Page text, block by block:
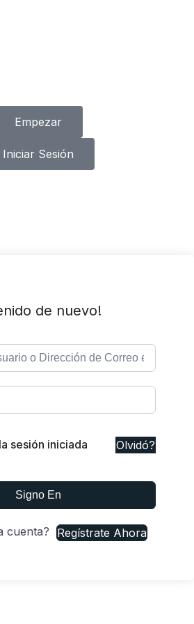
Empezar
Iniciar Sesión
de nuevo!
sesión iniciada Olvidó?
Signo En
cuenta? Regístrate Ahora